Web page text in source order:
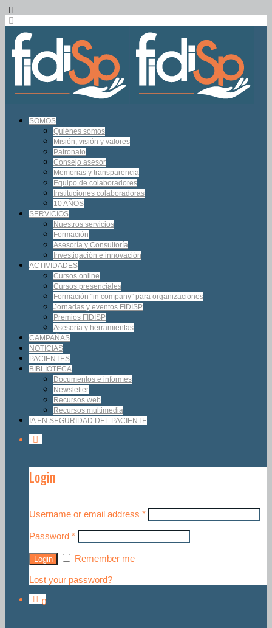
SOMOS
Quiénes somos
Misión, visión y valores
Patronato
Consejo asesor
Memorias y transparencia
Equipo de colaboradores
Instituciones colaboradoras
10 AÑOS
SERVICIOS
Nuestros servicios
Formación
Asesoría y Consultoría
Investigación e innovación
ACTIVIDADES
Cursos online
Cursos presenciales
Formación “in company” para organizaciones
Jornadas y eventos FIDISP
Premios FIDISP
Asesoría y herramientas
CAMPAÑAS
NOTICIAS
PACIENTES
BIBLIOTECA
Documentos e informes
Newsletter
Recursos web
Recursos multimedia
IA EN SEGURIDAD DEL PACIENTE
Login
Username or email address *
Password *
Remember me
Lost your password?
0